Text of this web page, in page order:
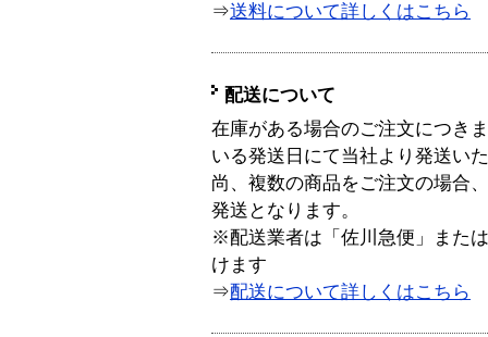
⇒送料について詳しくはこちら
配送について
在庫がある場合のご注文につき
いる発送日にて当社より発送い
尚、複数の商品をご注文の場合
発送となります。
※配送業者は「佐川急便」また
けます
⇒配送について詳しくはこちら